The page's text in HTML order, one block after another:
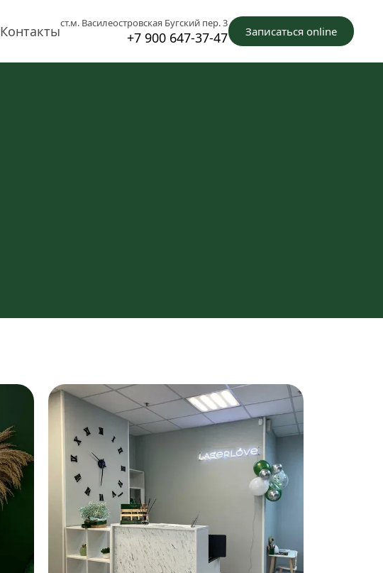
Контактыст.м. Василеостровская Бугский пер. 3
+7 900 647-37-47 Записаться online